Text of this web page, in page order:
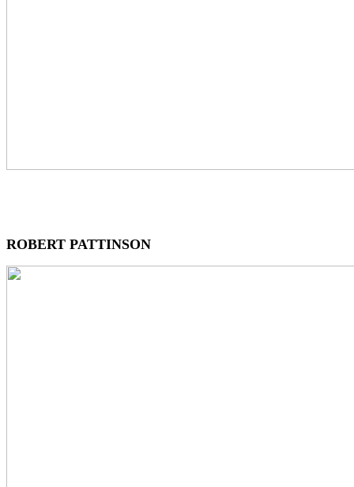
ROBERT PATTINSON